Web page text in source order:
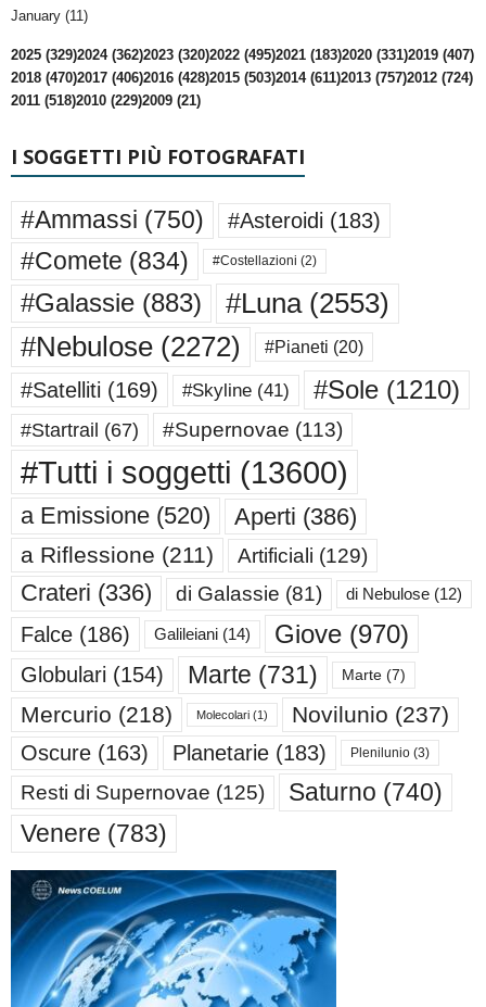
January (11)
2025 (329)2024 (362)2023 (320)2022 (495)2021 (183)2020 (331)2019 (407)
2018 (470)2017 (406)2016 (428)2015 (503)2014 (611)2013 (757)2012 (724)
2011 (518)2010 (229)2009 (21)
I SOGGETTI PIÙ FOTOGRAFATI
#Ammassi (750) #Asteroidi (183)
#Comete (834) #Costellazioni (2)
#Galassie (883) #Luna(2553)
#Nebulose (2272) #Pianeti (20)
#Satelliti (169) #Skyline (41) #Sole (1210)
#Startrail (67) #Supernovae (113)
#Tutti i soggetti (13600)
a Emissione (520) Aperti (386)
a Riflessione (211) Artificiali (129)
Crateri (336) di Galassie (81) di Nebulose (12)
Falce (186) Galileiani (14) Giove (970)
Globulari (154) Marte (731) Marte (7)
Mercurio (218) Molecolari (1) Novilunio (237)
Oscure (163) Planetarie (183) Plenilunio (3)
Resti di Supernovae (125) Saturno (740)
Venere (783)